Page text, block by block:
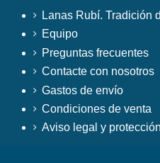
Lanas Rubí. Tradición
Equipo
Preguntas frecuentes
Contacte con nosotros
Gastos de envío
Condiciones de venta
Aviso legal y